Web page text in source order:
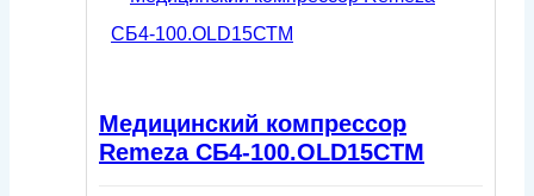
Медицинский компрессор
Remeza СБ4-100.OLD15СТМ